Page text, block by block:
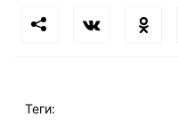
Теги: